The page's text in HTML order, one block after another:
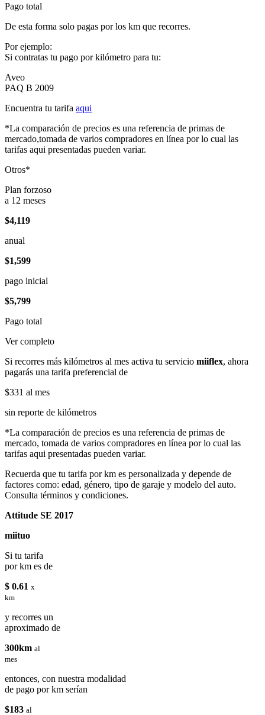
Pago total
De esta forma solo pagas por los km que recorres.
Por ejemplo:
Si contratas tu pago por kilómetro para tu:
Aveo
PAQ B 2009
Encuentra tu tarifa aqui
*La comparación de precios es una referencia de primas de
mercado,tomada de varios compradores en línea por lo cual las
tarifas aqui presentadas pueden variar.
Otros*
Plan forzoso
a 12 meses
$4,119
anual
$1,599
pago inicial
$5,799
Pago total
Ver completo
Si recorres más kilómetros al mes activa tu servicio miiflex, ahora
pagarás una tarifa preferencial de
$331 al mes
sin reporte de kilómetros
*La comparación de precios es una referencia de primas de
mercado, tomada de varios compradores en línea por lo cual las
tarifas aqui presentadas pueden variar.
Recuerda que tu tarifa por km es personalizada y depende de
factores como: edad, género, tipo de garaje y modelo del auto.
Consulta términos y condiciones.
Attitude SE 2017
miituo
Si tu tarifa
por km es de
$ 0.61 x
km
y recorres un
aproximado de
300km al
mes
entonces, con nuestra modalidad
de pago por km serían
$183 al